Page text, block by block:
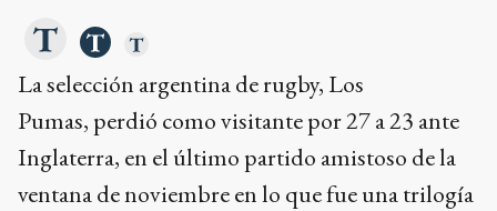
La selección argentina de rugby, Los
Pumas, perdió como visitante por 27 a 23 ante
Inglaterra, en el último partido amistoso de la
ventana de noviembre en lo que fue una trilogía